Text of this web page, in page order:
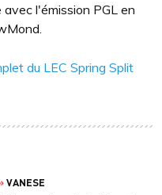
l'émission PGL en
du LEC Spring Split
VANESE